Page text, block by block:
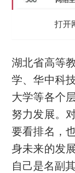
打开
湖北省高等
学、华中科
大学等各个
努力发展。
要看排名，
身未来的发
自己是名副